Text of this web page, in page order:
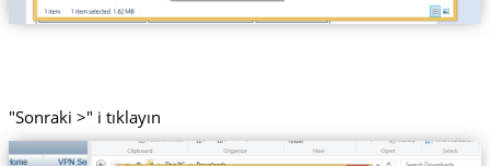
"Sonraki >" i tıklayın